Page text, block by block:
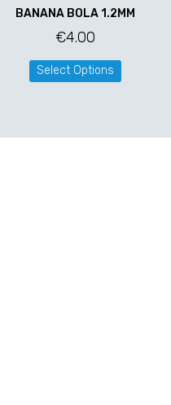
BANANA BOLA 1.2MM
€4.00
Select Options